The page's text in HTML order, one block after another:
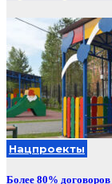
Нацпроекты
Более 80%